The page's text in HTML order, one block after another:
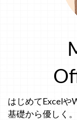
はじめてExcelや
基礎から優しく。